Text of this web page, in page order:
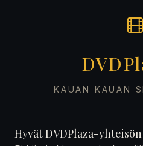
KAUAN KAUAN
Hyvät DVDPlaza-